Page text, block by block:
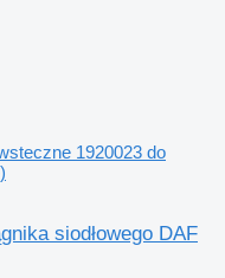
1920023 do
siodłowego DAF